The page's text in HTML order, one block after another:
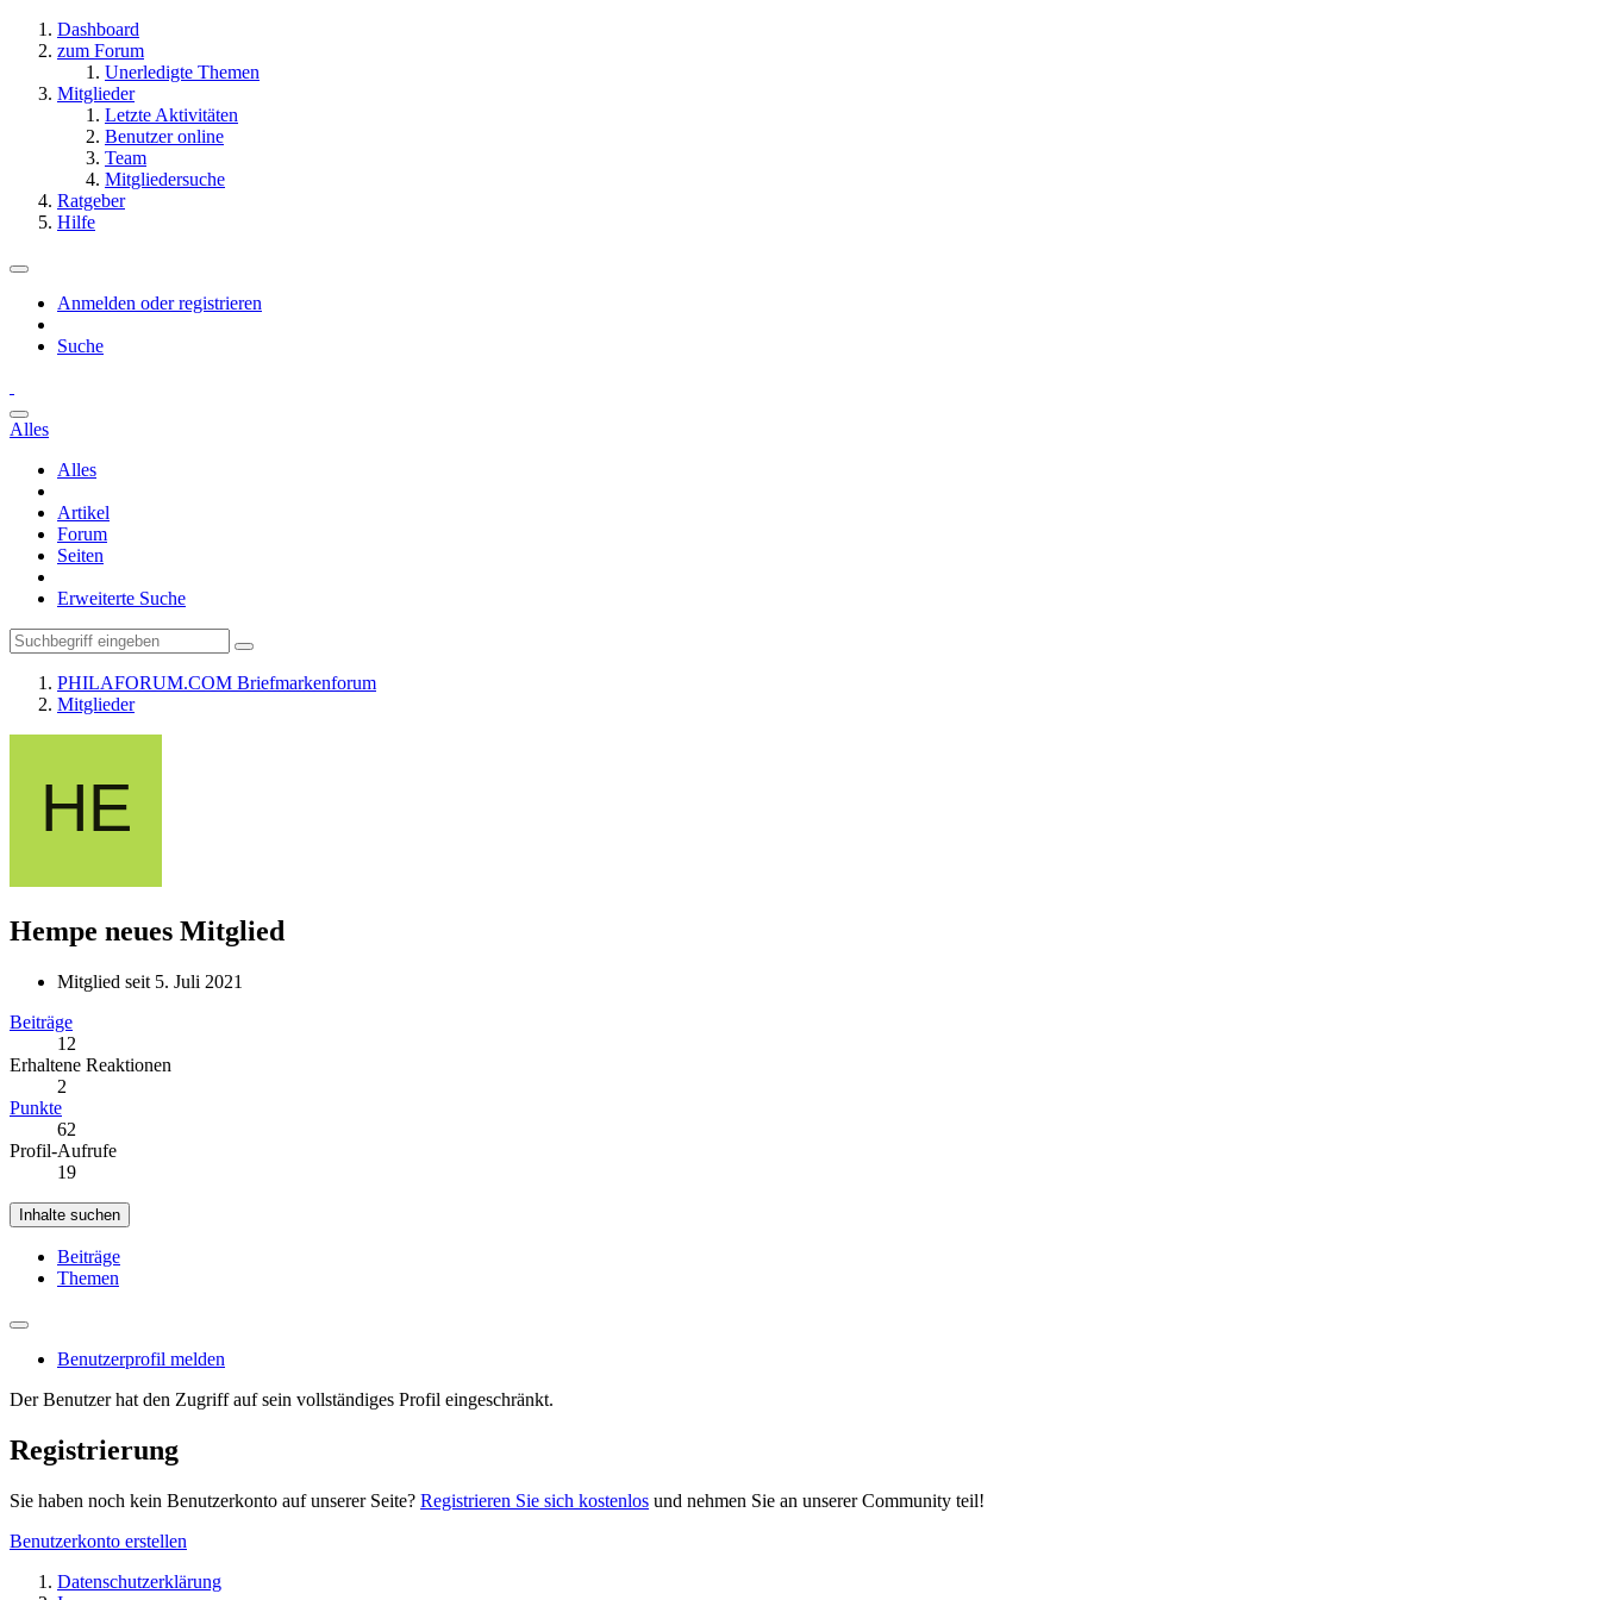
Dashboard
zum Forum
Unerledigte Themen
Mitglieder
Letzte Aktivitäten
Benutzer online
Team
Mitgliedersuche
Ratgeber
Hilfe
Anmelden oder registrieren
Suche
Alles
Alles
Artikel
Forum
Seiten
Erweiterte Suche
PHILAFORUM.COM Briefmarkenforum
Mitglieder
Hempe neues Mitglied
Mitglied seit 5. Juli 2021
Beiträge
12
Erhaltene Reaktionen
2
Punkte
62
Profil-Aufrufe
19
Inhalte suchen
Beiträge
Themen
Benutzerprofil melden
Der Benutzer hat den Zugriff auf sein vollständiges Profil eingeschränkt.
Registrierung
Sie haben noch kein Benutzerkonto auf unserer Seite? Registrieren Sie sich kostenlos und nehmen Sie an unserer Community teil!
Benutzerkonto erstellen
Datenschutzerklärung